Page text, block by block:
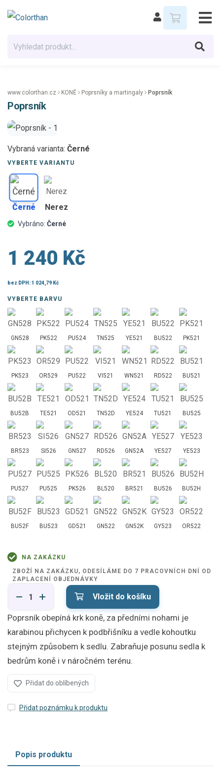
www.colorthan.cz KONĚ Poprsníky a martingaly Poprsník
Poprsník
Vybraná varianta: Černé
VYBERTE VARIANTU
Černé Nerez
Vybráno: Černé
Poprsník obepíná krk koně, za předními nohami je
karabinou přichycen k podbřišníku a vedle kohoutku
stejným způsobem k sedlu. Zabraňuje posunu sedla k
bedrům koně i v náročném terénu.
1 240 Kč
bez DPH:1 024,79 Kč
VYBERTE BARVU
GN528 PK522 PU524 TN525 YE521 BU522 PK521
PK523 OR529 PU522 VI521 WN521 RD522 BU521
BU52B TE521 OD521 TN52D YE524 TU521 BU525
BR523 SI526 GN527 RD526 GN52A YE527 YE523
PU527 PU525 PK526 BL520 BR521 BU526 BU52H
BU52F BU523 GD521 GN522 GN52K GY523 OR522
Vložit do košíku
Přidat do oblíbených
Přidat poznámku k produktu
NA ZAKÁZKU
ZBOŽÍ NA ZAKÁZKU, ODESÍLÁME DO 7 PRACOVNÍCH DNÍ OD
ZAPLACENÍ OBJEDNÁVKY
Popis produktu